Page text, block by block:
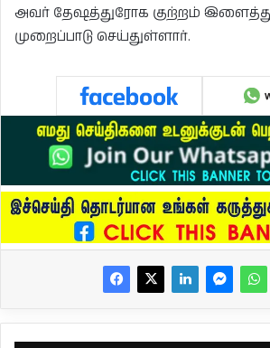
அவர் தேஷத்துரோக குற்றம்
முறைப்பாடு செய்துள்ளார்.